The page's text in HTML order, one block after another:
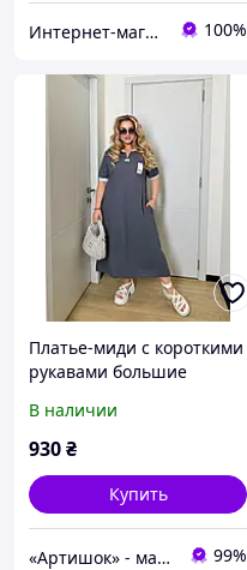
Интернет-магазин "OnLady" 100%
Платье-миди с короткими
рукавами большие
В наличии
930₴
Купить
«Артишок» - магазин женской одежды 99%